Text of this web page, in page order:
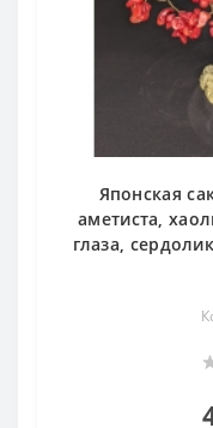
Японская
аметиста,
глаза,